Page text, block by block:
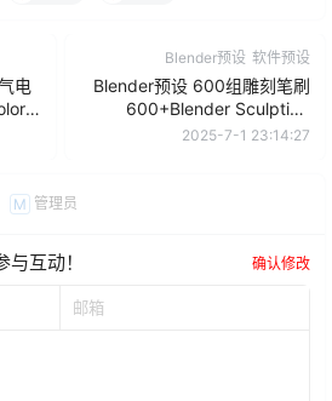
电
Blender预设 软件预设
Blender预设 600组雕刻笔刷
600+Blender Sculpting
Brushes
2025-7-1 23:14:27
M 管理员
互动！ 确认修改